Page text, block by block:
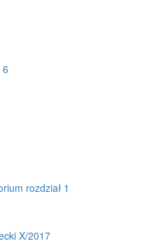
6
rozdział 1
X/2017